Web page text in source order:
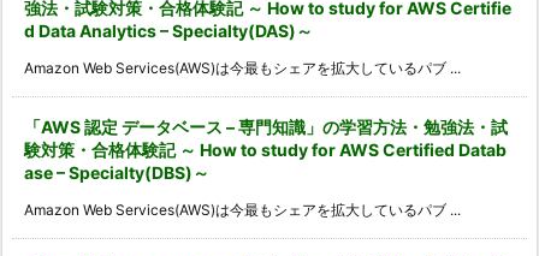
強法・試験対策・合格体験記 ～ How to study for AWS Certifie
d Data Analytics – Specialty(DAS)～
Amazon Web Services(AWS)は今最もシェアを拡大しているパブ ...
「AWS 認定 データベース – 専門知識」の学習方法・勉強法・試
験対策・合格体験記 ～ How to study for AWS Certified Datab
ase – Specialty(DBS)～
Amazon Web Services(AWS)は今最もシェアを拡大しているパブ ...